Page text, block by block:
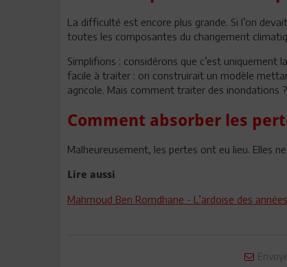
La difficulté est encore plus grande. Si l’on
toutes les composantes du changement
Simplifions : considérons que c’est uniquement
facile à traiter : on construirait un modèle
agricole. Mais comment traiter des inondations
Comment absorber les
Malheureusement, les pertes ont eu lieu. Elles
Lire aussi
Mahmoud Ben Romdhane - L’ardoise des